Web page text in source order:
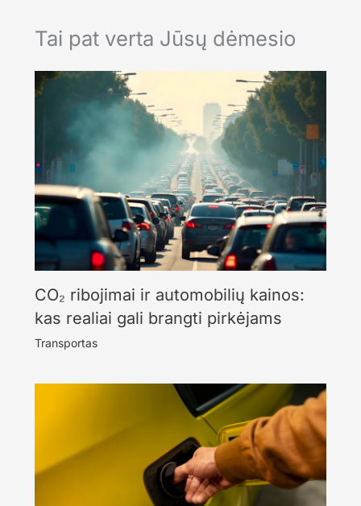
Tai pat verta Jūsų dėmesio
CO₂ ribojimai ir automobilių kainos:
kas realiai gali brangti pirkėjams
Transportas